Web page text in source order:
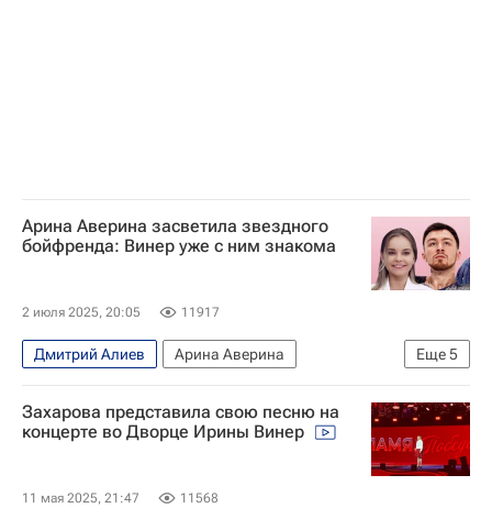
Арина Аверина засветила звездного
бойфренда: Винер уже с ним знакома
2 июля 2025, 20:05 11917
Еще5
Дмитрий Алиев
Арина Аверина
Дмитрий Соловьёв
Дина Аверина
Авторы РИА Новости Спорт
Вокруг спорта
Захарова представила свою песню на
концерте во Дворце Ирины Винер
11 мая 2025, 21:47 11568